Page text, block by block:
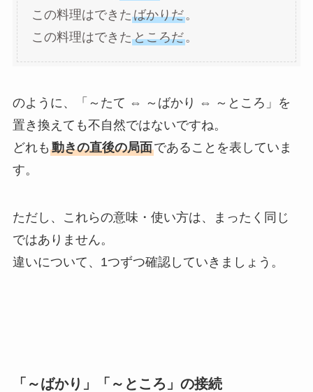
この料理はできたばかりだ。
この料理はできたところだ。
のように、「～たて ⇔ ～ばかり ⇔ ～ところ」を
置き換えても不自然ではないですね。
どれも 動きの直後の局面であることを表していま
す。
ただし、これらの意味・使い方は、まったく同じ
ではありません。
違いについて、1つずつ確認していきましょう。
「～ばかり」「～ところ」の接続